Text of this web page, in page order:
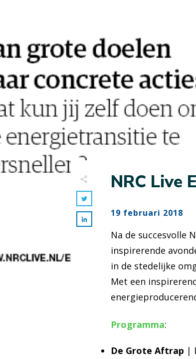
NRC Live
19 februari 2018
Na de succesvolle
inspirerende
in de stedelijke
Met een
Programma:
De Grote Aftrap |